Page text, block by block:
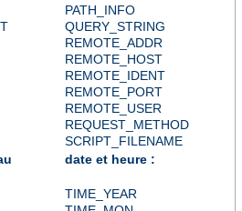
PATH_INFO
QUERY_STRING
REMOTE_ADDR
REMOTE_HOST
REMOTE_IDENT
REMOTE_PORT
REMOTE_USER
REQUEST_METHOD
SCRIPT_FILENAME
date et heure :
TIME_YEAR